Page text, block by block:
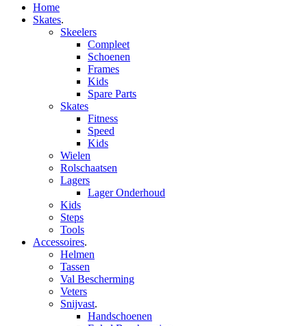
Home
Skates.
Skeelers
Compleet
Schoenen
Frames
Kids
Spare Parts
Skates
Fitness
Speed
Kids
Wielen
Rolschaatsen
Lagers
Lager Onderhoud
Kids
Steps
Tools
Accessoires.
Helmen
Tassen
Val Bescherming
Veters
Snijvast.
Handschoenen